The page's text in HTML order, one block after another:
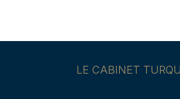
LE CABINET